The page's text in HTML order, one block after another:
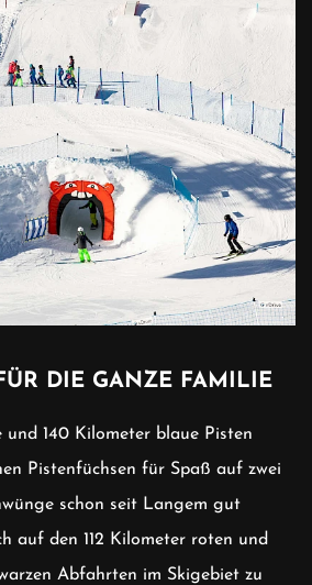
DIE GANZE FAMILIE
und 140 Kilometer blaue Pisten
Pistenfüchsen für Spaß auf zwei
schon seit Langem gut
auf den 112 Kilometer roten und
Abfahrten im Skigebiet zu